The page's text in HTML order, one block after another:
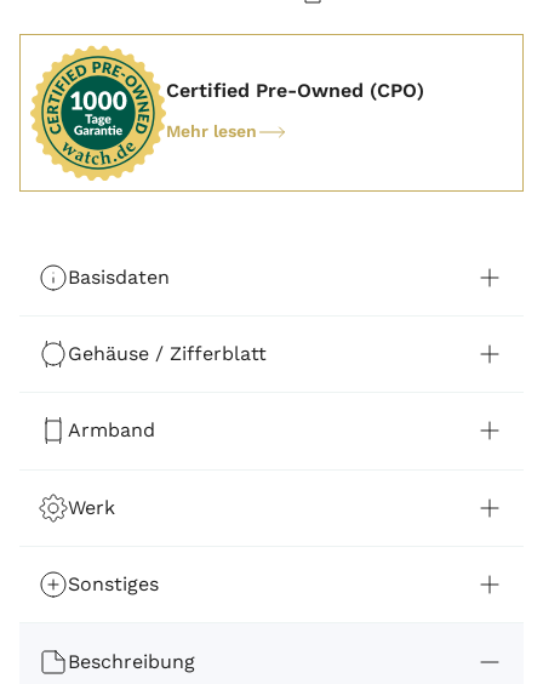
Certified Pre-Owned (CPO)
Mehr lesen
Basisdaten
Gehäuse / Zifferblatt
Armband
Werk
Sonstiges
Beschreibung